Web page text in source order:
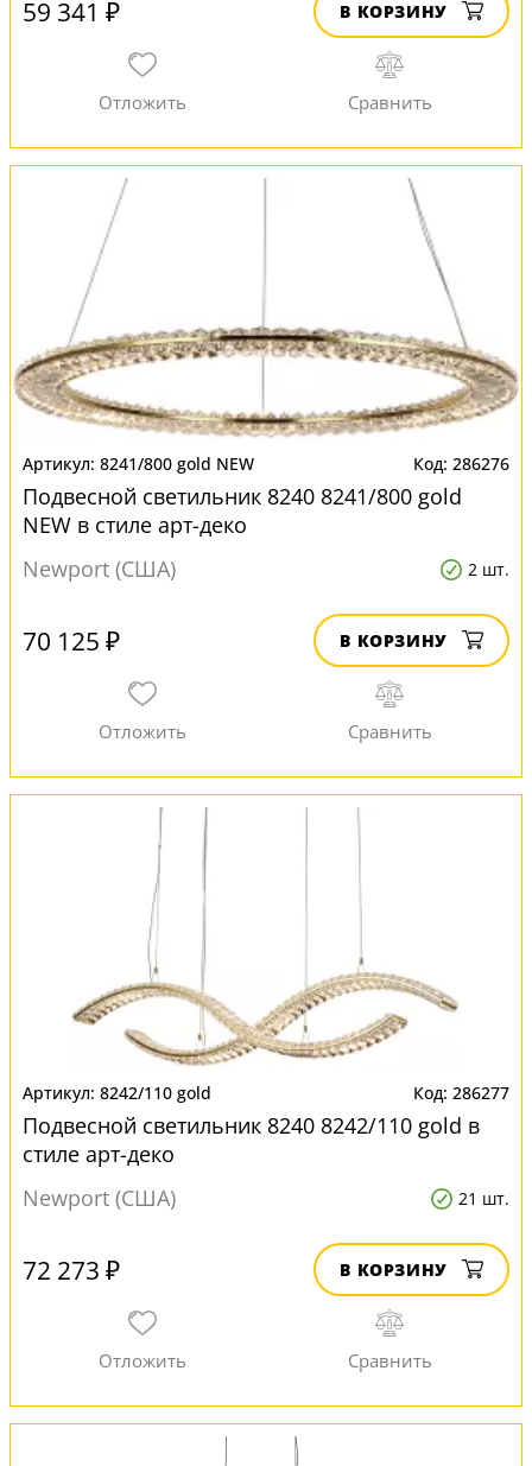
59 341 ₽ В КОРЗИНУ
8241/800 gold NEW 286276
Подвесной светильник 8240 8241/800 gold
NEW в стиле арт-деко
Newport (США)
2 шт.
70 125 ₽ В КОРЗИНУ
8242/110 gold 286277
Подвесной светильник 8240 8242/110 gold в
стиле арт-деко
Newport (США)
21 шт.
72 273 ₽ В КОРЗИНУ